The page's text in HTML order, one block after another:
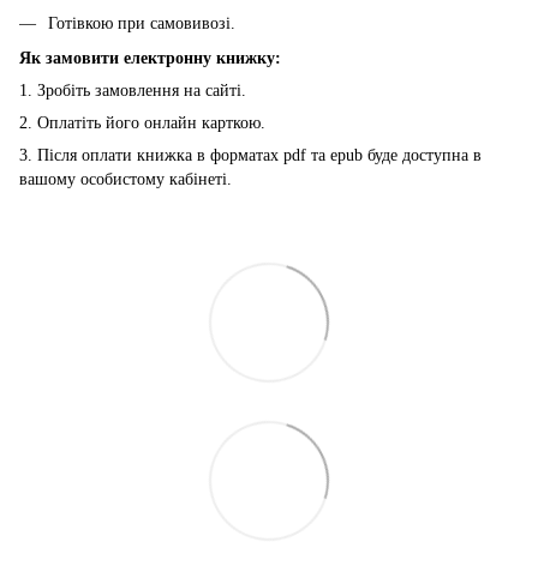
Готівкою при самовивозі.
Як замовити електронну книжку:
1. Зробіть замовлення на сайті.
2. Оплатіть його онлайн карткою.
3. Після оплати книжка в форматах pdf та epub буде доступна в
вашому особистому кабінеті.